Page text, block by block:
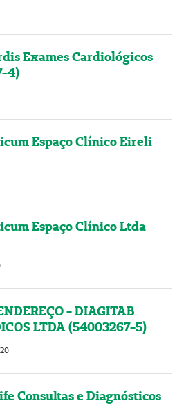
Exames Cardiológicos
4)
Espaço Clínico Eireli
Espaço Clínico Ltda
- DIAGITAB
LTDA (54003267-5)
Consultas e Diagnósticos